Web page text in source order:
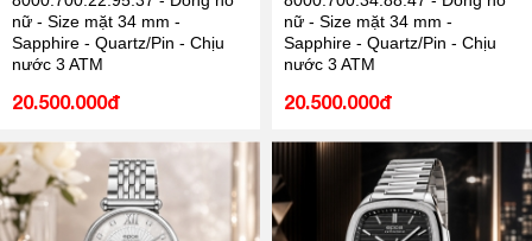
nữ - Size mặt 34 mm -
Sapphire - Quartz/Pin - Chịu
nước 3 ATM
20.500.000đ
nữ - Size mặt 34 mm -
Sapphire - Quartz/Pin - Chịu
nước 3 ATM
20.500.000đ